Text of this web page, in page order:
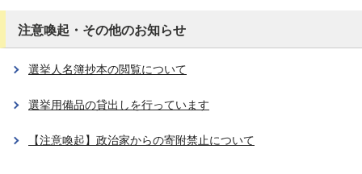
注意喚起・その他のお知らせ
選挙人名簿抄本の閲覧について
選挙用備品の貸出しを行っています
【注意喚起】政治家からの寄附禁止について